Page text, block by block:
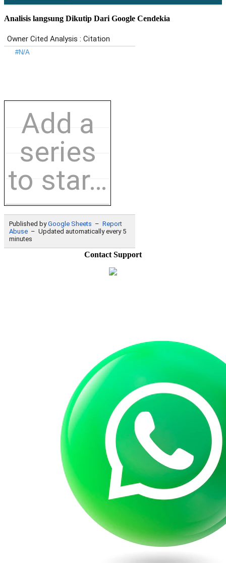
Analisis langsung Dikutip Dari Google Cendekia
Contact Support